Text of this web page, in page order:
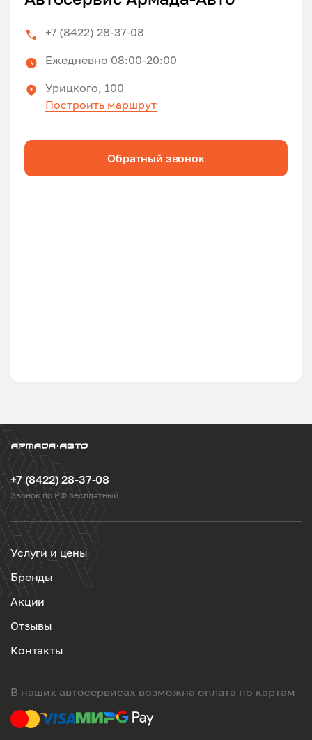
+7 (8422) 28-37-08
Ежедневно 08:00-20:00
Урицкого, 100
Построить маршрут
Обратный звонок
+7 (8422) 28-37-08
Звонок по РФ бесплатный
Услуги и цены
Бренды
Акции
Отзывы
Контакты
В наших автосервисах возможна оплата по картам